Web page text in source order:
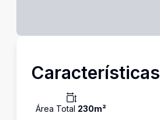
Características
Área Total 230m²